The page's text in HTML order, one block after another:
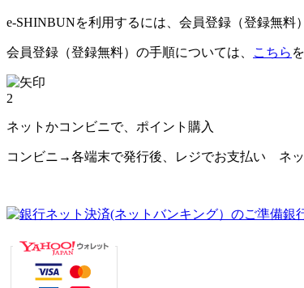
e-SHINBUNを利用するには、会員登録（登録無料
会員登録（登録無料）の手順については、 こちら
2
ネットかコンビニで、ポイント購入
コンビニ→各端末で発行後、レジでお支払い ネ
銀